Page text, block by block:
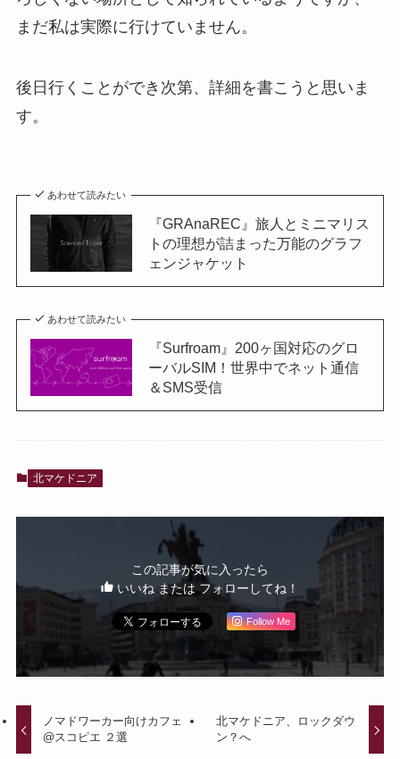
まだ私は実際に行けていません。
後日行くことができ次第、詳細を書こうと思いま
す。
あわせて読みたい
『GRAnaREC』旅人とミニマリス
トの理想が詰まった万能のグラフ
ェンジャケット
あわせて読みたい
『Surfroam』200ヶ国対応のグロ
ーバルSIM！世界中でネット通信
＆SMS受信
北マケドニア
この記事が気に入ったら
いいね または フォローしてね！
Follow Me
ノマドワーカー向けカフェ
@スコピエ ２選
北マケドニア、ロックダウ
ン？へ